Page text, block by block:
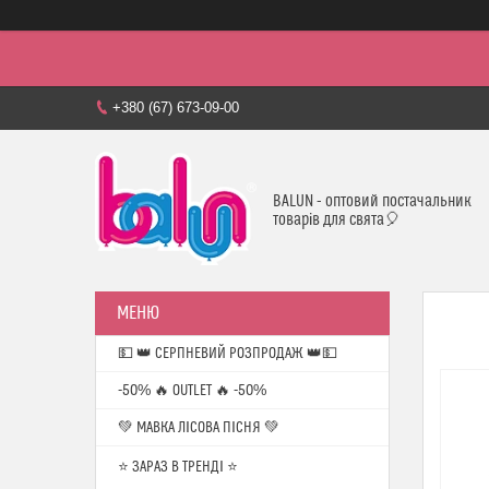
+380 (67) 673-09-00
BALUN - оптовий постачальник
товарів для свята🎈
💵 👑 СЕРПНЕВИЙ РОЗПРОДАЖ 👑💵
-50% 🔥 OUTLET 🔥 -50%
💚 МАВКА ЛІСОВА ПІСНЯ 💚
⭐️ ЗАРАЗ В ТРЕНДІ ⭐️